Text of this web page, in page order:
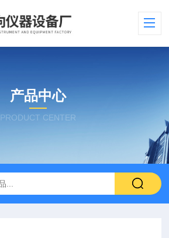
产品中心
PRODUCT CENTER